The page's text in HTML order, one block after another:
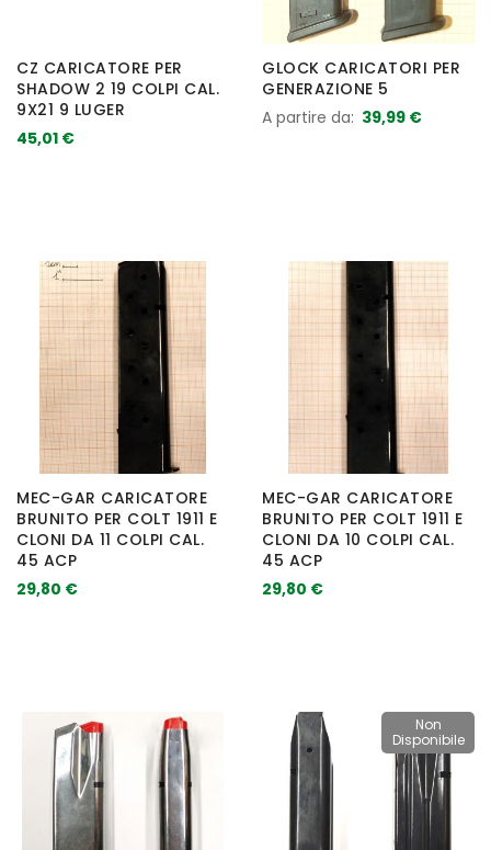
CZ CARICATORE PER
SHADOW 2 19 COLPI CAL.
9X21 9 LUGER
45,01 €
GLOCK CARICATORI PER
GENERAZIONE 5
A partire da 39,99 €
MEC-GAR CARICATORE
BRUNITO PER COLT 1911 E
CLONI DA 11 COLPI CAL.
45 ACP
29,80 €
MEC-GAR CARICATORE
BRUNITO PER COLT 1911 E
CLONI DA 10 COLPI CAL.
45 ACP
29,80 €
Non
Disponibile